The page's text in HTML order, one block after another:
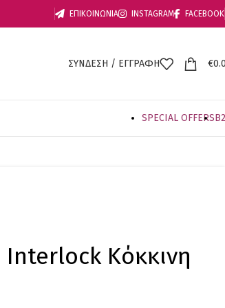
ΕΠΙΚΟΙΝΩΝΙΑ INSTAGRAM FACEBOOK
ΣΥΝΔΕΣΗ / ΕΓΓΡΑΦΗ €
SPECIAL OFFERS
Ιnterlock Κόκκινη